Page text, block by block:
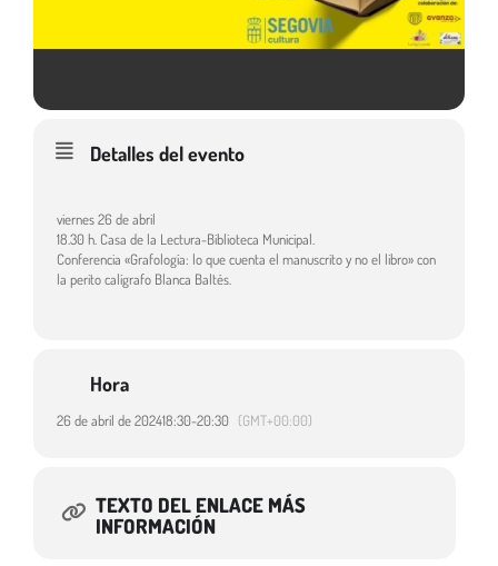
Detalles del evento
viernes 26 de abril
18.30 h. Casa de la Lectura-Biblioteca Municipal.
Conferencia «Grafología: lo que cuenta el manuscrito y no el libro» con
la perito calígrafo Blanca Baltés.
Hora
26 de abril de 202418:30-20:30 (GMT+00:00)
TEXTO DEL ENLACE MÁS
INFORMACIÓN